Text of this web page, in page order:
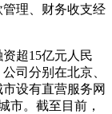
理、财务收支经
超15亿元人民
司分别在北京、
设有直营服务网
市。截至目前，